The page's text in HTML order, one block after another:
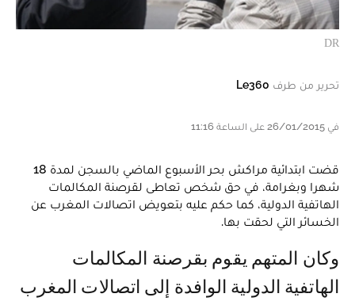
DR
تحرير من طرف Le360
في 26/01/2015 على الساعة 11:16
قضت ابتدائية مراكش بحر الأسبوع الماضي بالسجن لمدة 18
شهرا وبغرامة، في حق شخص تعاطى لقرصنة المكالمات
الهاتفية الدولية، كما حكم عليه بتعويض اتصالات المغرب عن
الخسائر التي لحقت بها.
وكان المتهم يقوم بقرصنة المكالمات
الهاتفية الدولية الوافدة إلى اتصالات المغرب